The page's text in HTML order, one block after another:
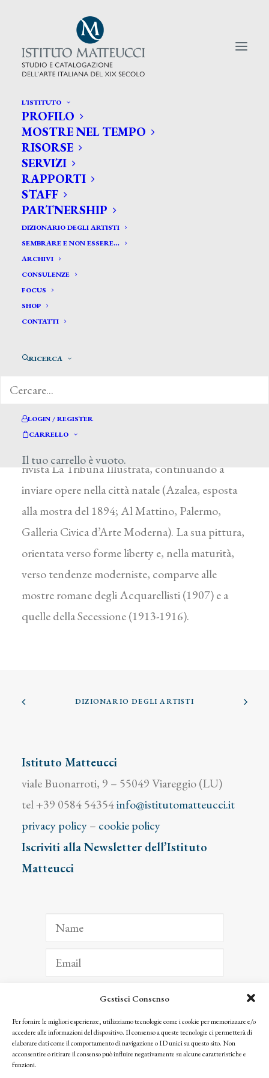
Gestisci Consenso
Per fornire le migliori esperienze, utilizziamo tecnologie come i cookie per memorizzare e/o
accedere alle informazioni del dispositivo. Il consenso a queste tecnologie ci permetterà di
elaborare dati come il comportamento di navigazione o ID unici su questo sito. Non
acconsentire o ritirare il consenso può influire negativamente su alcune caratteristiche e
funzioni.
L’ISTITUTO
PROFILO
MOSTRE NEL TEMPO
RISORSE
SERVIZI
RAPPORTI
STAFF
PARTNERSHIP
DIZIONARIO DEGLI ARTISTI
SEMBRARE E NON ESSERE…
ARCHIVI
CONSULENZE
FOCUS
SHOP
CONTATTI
RICERCA
LOGIN / REGISTER
CARRELLO
Il tuo carrello è vuoto.
CERCA TRA GLI ARTISTI:
Search
for:
Terzi Aleardo *
TERZI ALEARDO
1943
formò all’Accademia di Belle Arti di Palermo.
rivista La Tribuna Illustrata, continuando a
inviare opere nella città natale (Azalea, esposta
alla mostra del 1894; Al Mattino, Palermo,
Galleria Civica d’Arte Moderna). La sua pittura,
orientata verso forme liberty e, nella maturità,
verso tendenze moderniste, comparve alle
mostre romane degli Acquarellisti (1907) e a
quelle della Secessione (1913-1916).
DIZIONARIO DEGLI ARTISTI
Istituto Matteucci
viale Buonarroti, 9 – 55049 Viareggio (LU)
tel +39 0584 54354info@istitutomatteucci.it
privacy policy– cookie policy
Iscriviti alla Newsletter dell’Istituto
Matteucci
ISCRIVITI
Facendo clic per iscriverti, riconosci che le tue informazioni saranno trattate
seguendo la nostra Privacy Policy
© 2025 Istituto Matteucci. All right reserved